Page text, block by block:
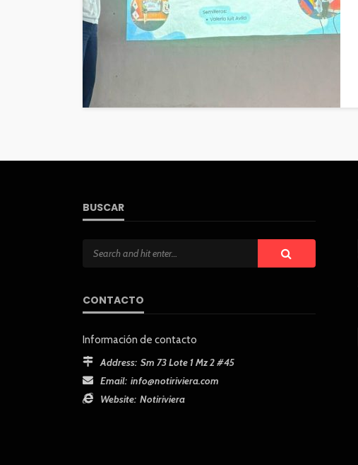
BUSCAR
CONTACTO
Información de contacto
Address: Sm 73 Lote 1 Mz 2 #45
Email: info@notiriviera.com
Website: Notiriviera